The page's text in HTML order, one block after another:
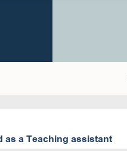
as a Teaching assistant